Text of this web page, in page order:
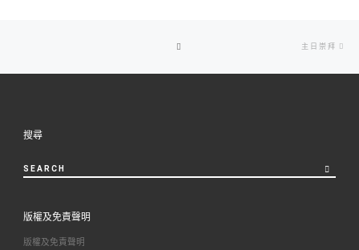
TO
主日崇拜
搜尋
SEARCH
版權及免責聲明
版權及免責聲明